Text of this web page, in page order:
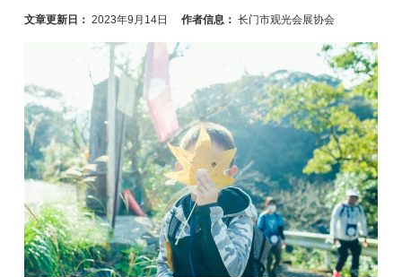
文章更新日： 2023年9月14日 作者信息： 长门市观光会展协会